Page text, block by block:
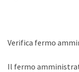
Verifica fermo
Il fermo